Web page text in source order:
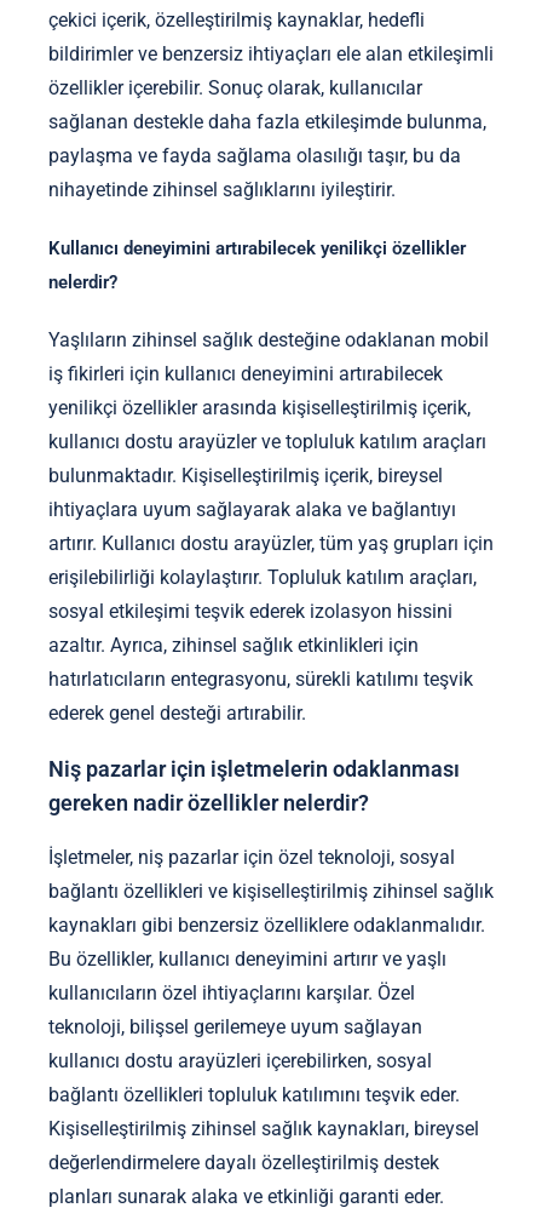
çekici içerik, özelleştirilmiş kaynaklar, hedefli
bildirimler ve benzersiz ihtiyaçları ele alan etkileşimli
özellikler içerebilir. Sonuç olarak, kullanıcılar
sağlanan destekle daha fazla etkileşimde bulunma,
paylaşma ve fayda sağlama olasılığı taşır, bu da
nihayetinde zihinsel sağlıklarını iyileştirir.
Kullanıcı deneyimini artırabilecek yenilikçi özellikler
nelerdir?
Yaşlıların zihinsel sağlık desteğine odaklanan mobil
iş fikirleri için kullanıcı deneyimini artırabilecek
yenilikçi özellikler arasında kişiselleştirilmiş içerik,
kullanıcı dostu arayüzler ve topluluk katılım araçları
bulunmaktadır. Kişiselleştirilmiş içerik, bireysel
ihtiyaçlara uyum sağlayarak alaka ve bağlantıyı
artırır. Kullanıcı dostu arayüzler, tüm yaş grupları için
erişilebilirliği kolaylaştırır. Topluluk katılım araçları,
sosyal etkileşimi teşvik ederek izolasyon hissini
azaltır. Ayrıca, zihinsel sağlık etkinlikleri için
hatırlatıcıların entegrasyonu, sürekli katılımı teşvik
ederek genel desteği artırabilir.
Niş pazarlar için işletmelerin odaklanması
gereken nadir özellikler nelerdir?
İşletmeler, niş pazarlar için özel teknoloji, sosyal
bağlantı özellikleri ve kişiselleştirilmiş zihinsel sağlık
kaynakları gibi benzersiz özelliklere odaklanmalıdır.
Bu özellikler, kullanıcı deneyimini artırır ve yaşlı
kullanıcıların özel ihtiyaçlarını karşılar. Özel
teknoloji, bilişsel gerilemeye uyum sağlayan
kullanıcı dostu arayüzleri içerebilirken, sosyal
bağlantı özellikleri topluluk katılımını teşvik eder.
Kişiselleştirilmiş zihinsel sağlık kaynakları, bireysel
değerlendirmelere dayalı özelleştirilmiş destek
planları sunarak alaka ve etkinliği garanti eder.